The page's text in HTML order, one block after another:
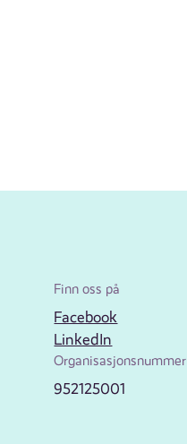
Finn oss på
Facebook
LinkedIn
Organisasjonsnummer
952125001